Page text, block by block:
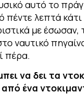
αυτό το
λεπτά
με έσωσαν,
ναυτικό
πέρα.
να δει τα
ένα